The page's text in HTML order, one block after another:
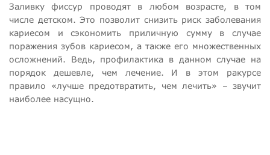
Заливку фиссур проводят в любом возрасте, в том
числе детском. Это позволит снизить риск заболевания
кариесом и сэкономить приличную сумму в случае
поражения зубов кариесом, а также его множественных
осложнений. Ведь, профилактика в данном случае на
порядок дешевле, чем лечение. И в этом ракурсе
правило «лучше предотвратить, чем лечить» – звучит
наиболее насущно.